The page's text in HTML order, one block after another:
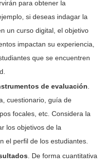
para obtener la
si deseas indagar la
un curso digital, el objetivo
impactan su experiencia,
que se encuentren
de evaluación.
cuestionario, guía de
focales, etc. Considera la
los objetivos de la
el perfil de los estudiantes.
. De forma cuantitativa